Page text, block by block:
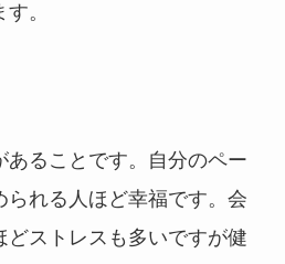
。
あることです。自分のペー
られる人ほど幸福です。会
どストレスも多いですが健